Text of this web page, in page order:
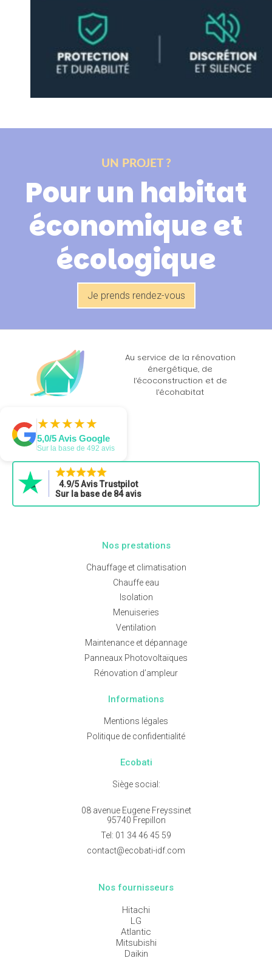
UN PROJET ?
Pour un habitat
économique et
écologique
Je prends rendez-vous
Au service de la rénovation
énergétique, de
l’écoconstruction et de
l’écohabitat
★
★★
★★
★★
★★
★
5,0/5 Avis Google
Sur la base de 492 avis
4.9/5 Avis Trustpilot
Sur la base de 84 avis
Nos prestations
Chauffage et climatisation
Chauffe eau
Isolation
Menuiseries
Ventilation
Maintenance et dépannage
Panneaux Photovoltaïques
Rénovation d’ampleur
Informations
Mentions légales
Politique de confidentialité
Ecobati
Siège social:
08 avenue Eugene Freyssinet
95740 Frepillon
Tel: 01 34 46 45 59
contact@ecobati-idf.com
Nos fournisseurs
Hitachi
LG
Atlantic
Mitsubishi
Daikin